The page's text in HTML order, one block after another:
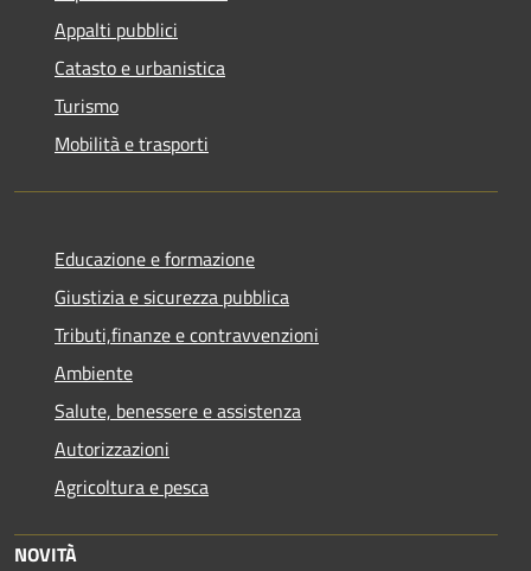
Appalti pubblici
Catasto e urbanistica
Turismo
Mobilità e trasporti
Educazione e formazione
Giustizia e sicurezza pubblica
Tributi,finanze e contravvenzioni
Ambiente
Salute, benessere e assistenza
Autorizzazioni
Agricoltura e pesca
NOVITÀ